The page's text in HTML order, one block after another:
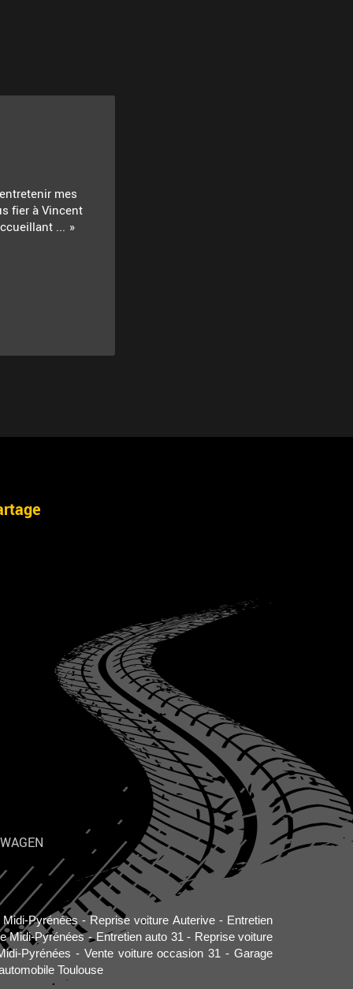
mes
fier à Vincent
...
Pyrénées Reprise voiture Auterive
Entretien
Midi-Pyrénées
Entretien auto 31
Reprise voiture
Pyrénées
Vente voiture occasion 31
Garage
Toulouse